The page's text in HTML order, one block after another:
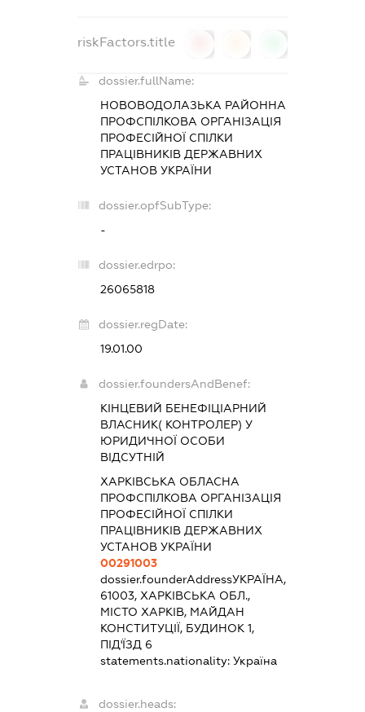
riskFactors.title
dossier.fullName:
НОВОВОДОЛАЗЬКА РАЙОННА
ПРОФСПІЛКОВА ОРГАНІЗАЦІЯ
ПРОФЕСІЙНОЇ СПІЛКИ
ПРАЦІВНИКІВ ДЕРЖАВНИХ
УСТАНОВ УКРАЇНИ
dossier.opfSubType:
-
dossier.edrpo:
26065818
dossier.regDate:
19.01.00
dossier.foundersAndBenef:
КІНЦЕВИЙ БЕНЕФІЦІАРНИЙ
ВЛАСНИК( КОНТРОЛЕР) У
ЮРИДИЧНОЇ ОСОБИ
ВІДСУТНІЙ
ХАРКІВСЬКА ОБЛАСНА
ПРОФСПІЛКОВА ОРГАНІЗАЦІЯ
ПРОФЕСІЙНОЇ СПІЛКИ
ПРАЦІВНИКІВ ДЕРЖАВНИХ
УСТАНОВ УКРАЇНИ
00291003
dossier.founderAddressУКРАЇНА,
61003, ХАРКІВСЬКА ОБЛ.,
МІСТО ХАРКІВ, МАЙДАН
КОНСТИТУЦІЇ, БУДИНОК 1,
ПІД'ЇЗД 6
statements.nationality:Україна
dossier.heads: